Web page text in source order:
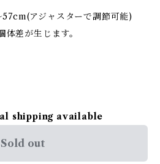
アジャスターで調節可能)
差が生じます。
shipping available
Sold out